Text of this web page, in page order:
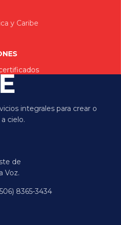
y Caribe
integrales para crear o
cielo.
de
Voz.
8365-3434